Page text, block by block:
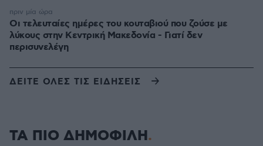
Οι τελευταίες ημέρες του κουταβιού που ζούσε με
λύκους στην Κεντρική Μακεδονία - Γιατί δεν
περισυνελέγη
πριν μία ώρα
ΔΕΙΤΕ ΟΛΕΣ ΤΙΣ ΕΙΔΗΣΕΙΣ
ΤΑ ΠΙΟ ΔΗΜΟΦΙΛΗ